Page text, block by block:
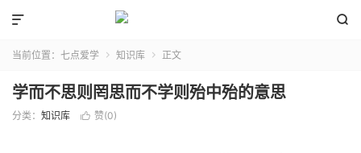


当前位置： 七点爱学  知识库  正文
学而不思则罔思而不学则殆中殆的意思
分类： 知识库  赞(0)